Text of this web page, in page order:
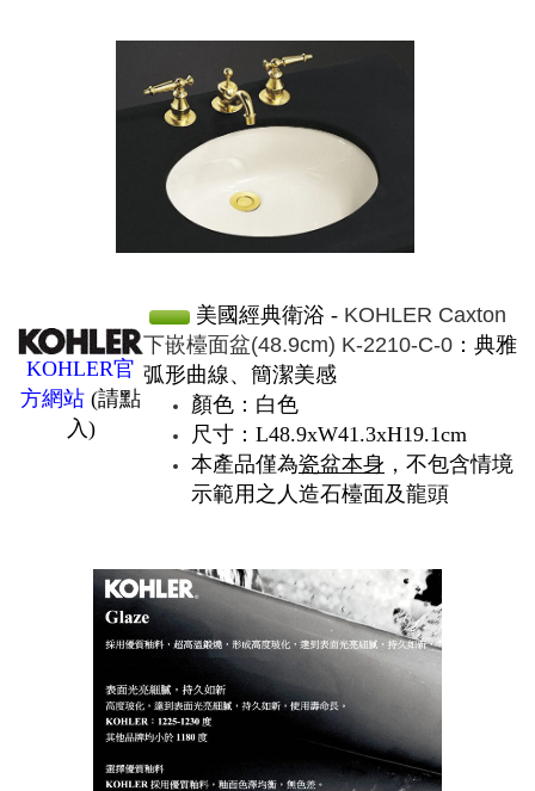
KOHLER官
方網站 (請點
入)
美國經典衛浴 - KOHLER Caxton
下嵌檯面盆(48.9cm) K-2210-C-0 ：典雅
弧形曲線、簡潔美感
顏色：白色
尺寸：L48.9xW41.3xH19.1cm
本產品僅為瓷盆本身 ，不包含情境
示範用之人造石檯面及龍頭